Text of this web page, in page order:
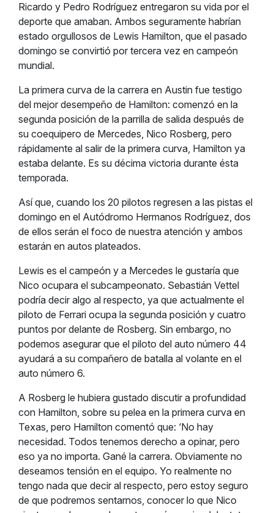
Ricardo y Pedro Rodríguez entregaron su vida por el
deporte que amaban. Ambos seguramente habrían
estado orgullosos de Lewis Hamilton, que el pasado
domingo se convirtió por tercera vez en campeón
mundial.
La primera curva de la carrera en Austin fue testigo
del mejor desempeño de Hamilton: comenzó en la
segunda posición de la parrilla de salida después de
su coequipero de Mercedes, Nico Rosberg, pero
rápidamente al salir de la primera curva, Hamilton ya
estaba delante. Es su décima victoria durante ésta
temporada.
Así que, cuando los 20 pilotos regresen a las pistas el
domingo en el Autódromo Hermanos Rodríguez, dos
de ellos serán el foco de nuestra atención y ambos
estarán en autos plateados.
Lewis es el campeón y a Mercedes le gustaría que
Nico ocupara el subcampeonato. Sebastián Vettel
podría decir algo al respecto, ya que actualmente el
piloto de Ferrari ocupa la segunda posición y cuatro
puntos por delante de Rosberg. Sin embargo, no
podemos asegurar que el piloto del auto número 44
ayudará a su compañero de batalla al volante en el
auto número 6.
A Rosberg le hubiera gustado discutir a profundidad
con Hamilton, sobre su pelea en la primera curva en
Texas, pero Hamilton comentó que: ‘No hay
necesidad. Todos tenemos derecho a opinar, pero
eso ya no importa. Gané la carrera. Obviamente no
deseamos tensión en el equipo. Yo realmente no
tengo nada que decir al respecto, pero estoy seguro
de que podremos sentarnos, conocer lo que Nico